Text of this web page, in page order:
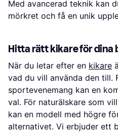
Med avancerad teknik kan
mörkret och få en unik
Hitta rätt kikare för dina
När du letar efter en kikare
vad du vill använda den till.
sportevenemang kan en
val. För naturälskare som
kan en modell med högre
alternativet. Vi erbjuder ett